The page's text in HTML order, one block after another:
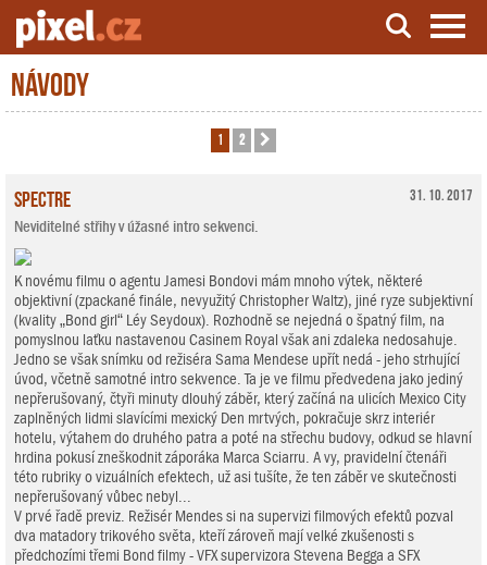
Server o natáčení a zpracování videa
Návody
1 2
31. 10. 2017
Spectre
Neviditelné střihy v úžasné intro sekvenci.
K novému filmu o agentu Jamesi Bondovi mám mnoho výtek, některé
objektivní (zpackané finále, nevyužitý Christopher Waltz), jiné ryze subjektivní
(kvality „Bond girl“ Léy Seydoux). Rozhodně se nejedná o špatný film, na
pomyslnou laťku nastavenou Casinem Royal však ani zdaleka nedosahuje.
Jedno se však snímku od režiséra Sama Mendese upřít nedá - jeho strhující
úvod, včetně samotné intro sekvence. Ta je ve filmu předvedena jako jediný
nepřerušovaný, čtyři minuty dlouhý záběr, který začíná na ulicích Mexico City
zaplněných lidmi slavícími mexický Den mrtvých, pokračuje skrz interiér
hotelu, výtahem do druhého patra a poté na střechu budovy, odkud se hlavní
hrdina pokusí zneškodnit záporáka Marca Sciarru. A vy, pravidelní čtenáři
této rubriky o vizuálních efektech, už asi tušíte, že ten záběr ve skutečnosti
nepřerušovaný vůbec nebyl...
V prvé řadě previz. Režisér Mendes si na supervizi filmových efektů pozval
dva matadory trikového světa, kteří zároveň mají velké zkušenosti s
předchozími třemi Bond filmy - VFX supervizora Stevena Begga a SFX